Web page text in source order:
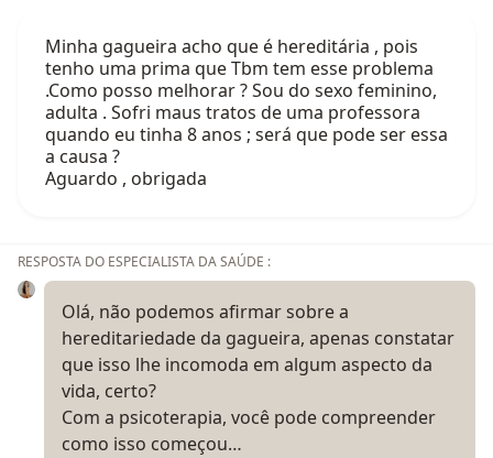
Minha gagueira acho que é hereditária , pois
tenho uma prima que Tbm tem esse problema
.Como posso melhorar ? Sou do sexo feminino,
adulta . Sofri maus tratos de uma professora
quando eu tinha 8 anos ; será que pode ser essa
a causa ?
Aguardo , obrigada
RESPOSTA DO ESPECIALISTA DA SAÚDE :
Olá, não podemos afirmar sobre a
hereditariedade da gagueira, apenas constatar
que isso lhe incomoda em algum aspecto da
vida, certo?
Com a psicoterapia, você pode compreender
como isso começou…